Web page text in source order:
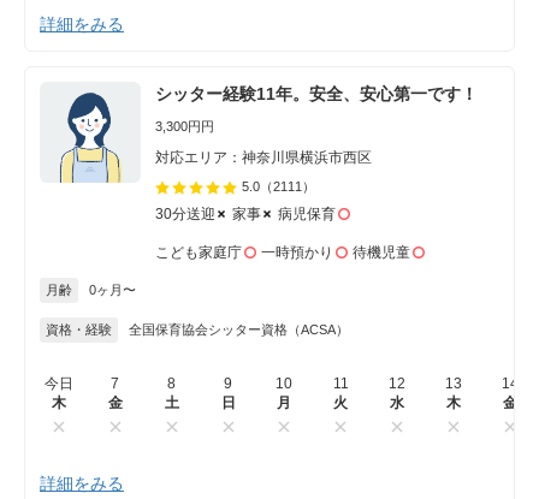
詳細をみる
シッター経験11年。安全、安心第一です！
3,300円円
対応エリア：神奈川県横浜市西区
5.0 （2111）
30分送迎 家事 病児保育
こども家庭庁 一時預かり 待機児童
月齢 0ヶ月〜
資格・経験 全国保育協会シッター資格（ACSA）
今日
木
7
金
8
土
9
日
10
月
11
火
12
水
13
木
14
金
詳細をみる